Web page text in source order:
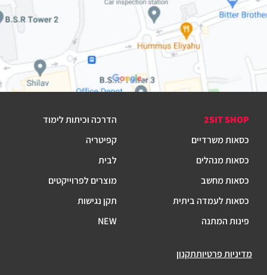
2SIT SHOP
כסאות משרדיים
כסאות מנהלים
כסאות מחשב
כסאות לעמדה ביתית
פינות המתנה
הדרכה וכיתות לימוד
קפיטריה
לבית
מוצרים לפרוייקטים
תקן נגישות
NEW
מדיניות פרטיותתקנון